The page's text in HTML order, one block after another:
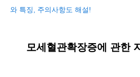
와 특징, 주의사항도 해설!
모세혈관확장증에 관한